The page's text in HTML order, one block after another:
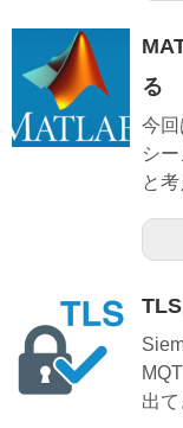
る
今
シ
と
出